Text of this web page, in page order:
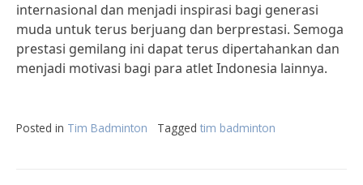
internasional dan menjadi inspirasi bagi generasi
muda untuk terus berjuang dan berprestasi. Semoga
prestasi gemilang ini dapat terus dipertahankan dan
menjadi motivasi bagi para atlet Indonesia lainnya.
Posted in Tim Badminton Tagged tim badminton